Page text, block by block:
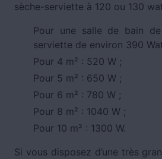
sèche-serviette à 120 ou 130
Pour une salle de bain
serviette de environ 390
Pour 4 m² : 520 W ;
Pour 5 m² : 650 W ;
Pour 6 m² : 780 W ;
Pour 8 m² : 1040 W ;
Pour 10 m² : 1300 W.
Si vous disposez d’une très